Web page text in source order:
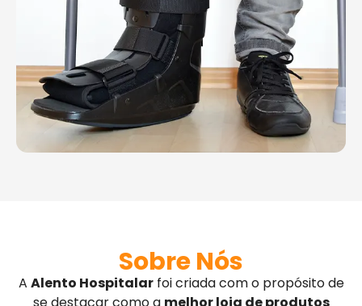
Sobre Nós
A Alento Hospitalarfoi criada com o propósito de